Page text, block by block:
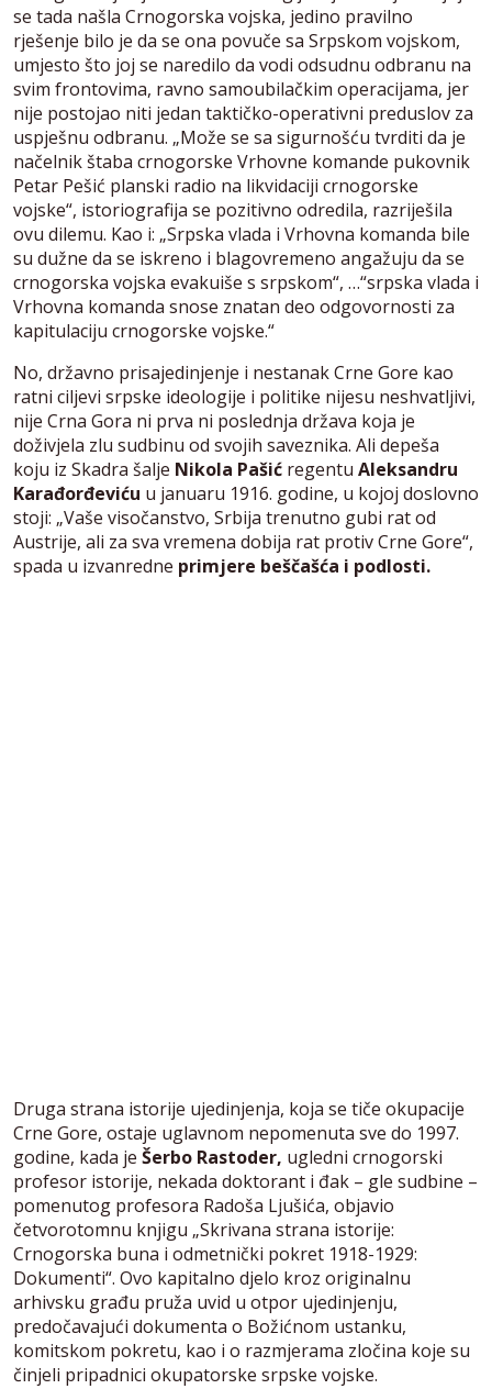
se tada našla Crnogorska vojska, jedino pravilno
rješenje bilo je da se ona povuče sa Srpskom vojskom,
umjesto što joj se naredilo da vodi odsudnu odbranu na
svim frontovima, ravno samoubilačkim operacijama, jer
nije postojao niti jedan taktičko-operativni preduslov za
uspješnu odbranu. „Može se sa sigurnošću tvrditi da je
načelnik štaba crnogorske Vrhovne komande pukovnik
Petar Pešić planski radio na likvidaciji crnogorske
vojske“, istoriografija se pozitivno odredila, razriješila
ovu dilemu. Kao i: „Srpska vlada i Vrhovna komanda bile
su dužne da se iskreno i blagovremeno angažuju da se
crnogorska vojska evakuiše s srpskom“, …“srpska vlada i
Vrhovna komanda snose znatan deo odgovornosti za
kapitulaciju crnogorske vojske.“
No, državno prisajedinjenje i nestanak Crne Gore kao
ratni ciljevi srpske ideologije i politike nijesu neshvatljivi,
nije Crna Gora ni prva ni poslednja država koja je
doživjela zlu sudbinu od svojih saveznika. Ali depeša
koju iz Skadra šalje Nikola Pašić regentu Aleksandru
Karađorđeviću u januaru 1916. godine, u kojoj doslovno
stoji: „Vaše visočanstvo, Srbija trenutno gubi rat od
Austrije, ali za sva vremena dobija rat protiv Crne Gore“,
spada u izvanredne primjere beščašća i podlosti.
Druga strana istorije ujedinjenja, koja se tiče okupacije
Crne Gore, ostaje uglavnom nepomenuta sve do 1997.
godine, kada je Šerbo Rastoder, ugledni crnogorski
profesor istorije, nekada doktorant i đak – gle sudbine –
pomenutog profesora Radoša Ljušića, objavio
četvorotomnu knjigu „Skrivana strana istorije:
Crnogorska buna i odmetnički pokret 1918-1929:
Dokumenti“. Ovo kapitalno djelo kroz originalnu
arhivsku građu pruža uvid u otpor ujedinjenju,
predočavajući dokumenta o Božićnom ustanku,
komitskom pokretu, kao i o razmjerama zločina koje su
činjeli pripadnici okupatorske srpske vojske.